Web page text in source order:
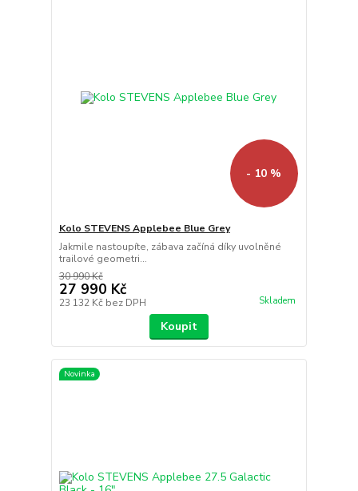
- 10 %
Kolo STEVENS Applebee Blue Grey
Jakmile nastoupíte, zábava začíná díky uvolněné
trailové geometri...
30 990 Kč
27 990 Kč
23 132 Kč bez DPH Skladem
Koupit
Novinka